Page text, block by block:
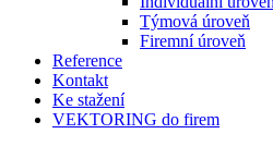
Týmová úroveň
Firemní úroveň
Reference
Kontakt
Ke stažení
VEKTORING do firem